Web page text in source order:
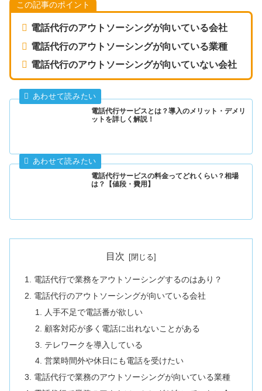
この記事のポイント
電話代行のアウトソーシングが向いている会社
電話代行のアウトソーシングが向いている業種
電話代行のアウトソーシングが向いていない会社
電話代行サービスとは？導入のメリット・デメリ
ットを詳しく解説！
電話代行サービスの料金ってどれくらい？相場
は？【値段・費用】
目次
電話代行で業務をアウトソーシングするのはあり？
電話代行のアウトソーシングが向いている会社
人手不足で電話番が欲しい
顧客対応が多く電話に出れないことがある
テレワークを導入している
営業時間外や休日にも電話を受けたい
電話代行で業務のアウトソーシングが向いている業種